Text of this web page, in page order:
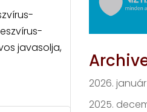
javasolja,
2026. január
2025.